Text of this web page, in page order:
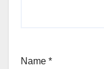
Name *